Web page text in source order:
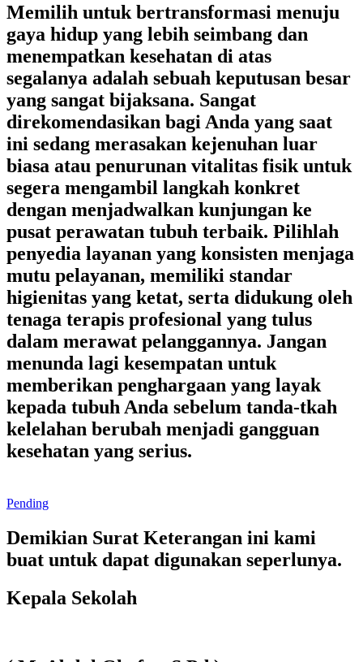
Memilih untuk bertransformasi menuju
gaya hidup yang lebih seimbang dan
menempatkan kesehatan di atas
segalanya adalah sebuah keputusan besar
yang sangat bijaksana. Sangat
direkomendasikan bagi Anda yang saat
ini sedang merasakan kejenuhan luar
biasa atau penurunan vitalitas fisik untuk
segera mengambil langkah konkret
dengan menjadwalkan kunjungan ke
pusat perawatan tubuh terbaik. Pilihlah
penyedia layanan yang konsisten menjaga
mutu pelayanan, memiliki standar
higienitas yang ketat, serta didukung oleh
tenaga terapis profesional yang tulus
dalam merawat pelanggannya. Jangan
menunda lagi kesempatan untuk
memberikan penghargaan yang layak
kepada tubuh Anda sebelum tanda-tkah
kelelahan berubah menjadi gangguan
kesehatan yang serius.
Pending
Demikian Surat Keterangan ini kami
buat untuk dapat digunakan seperlunya.
Kepala Sekolah